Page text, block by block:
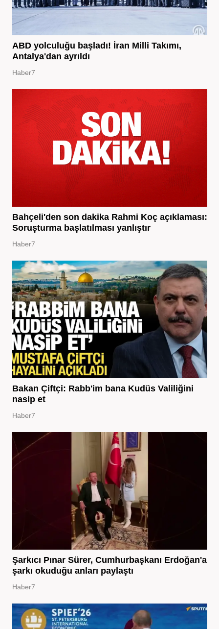
ABD yolculuğu başladı! İran Milli Takımı,
Antalya'dan ayrıldı
Haber7
Bahçeli'den son dakika Rahmi Koç açıklaması:
Soruşturma başlatılması yanlıştır
Haber7
Bakan Çiftçi: Rabb'im bana Kudüs Valiliğini
nasip et
Haber7
Şarkıcı Pınar Sürer, Cumhurbaşkanı Erdoğan'a
şarkı okuduğu anları paylaştı
Haber7